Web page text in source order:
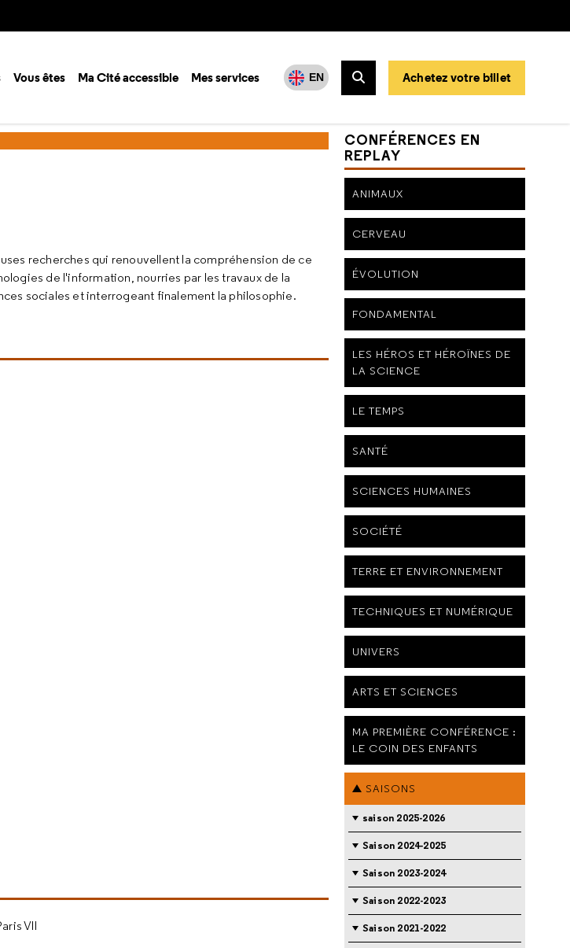
Vous êtes Ma Cité accessible Mes services EN
Rechercher
Achetez votre billet
recherches qui renouvellent la compréhension de ce
de l'information, nourries par les travaux de la
sociales et interrogeant finalement la philosophie.
VII
CONFÉRENCES EN
REPLAY
ANIMAUX
CERVEAU
ÉVOLUTION
FONDAMENTAL
LES HÉROS ET HÉROÏNES DE
LA SCIENCE
LE TEMPS
SANTÉ
SCIENCES HUMAINES
SOCIÉTÉ
TERRE ET ENVIRONNEMENT
TECHNIQUES ET NUMÉRIQUE
UNIVERS
ARTS ET SCIENCES
MA PREMIÈRE CONFÉRENCE :
LE COIN DES ENFANTS
SAISONS
saison 2025-2026
Saison 2024-2025
Saison 2023-2024
Saison 2022-2023
Saison 2021-2022